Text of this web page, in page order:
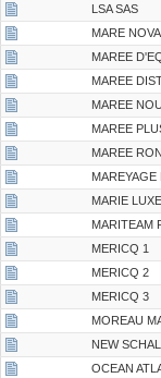
LSA SAS
MARE NOVA
MAREE
MAREE
MAREE
MAREE
MAREE
MAREYAGE
MARIE
MARITEAM
MERICQ 1
MERICQ 2
MERICQ 3
MOREAU
NEW
OCEAN